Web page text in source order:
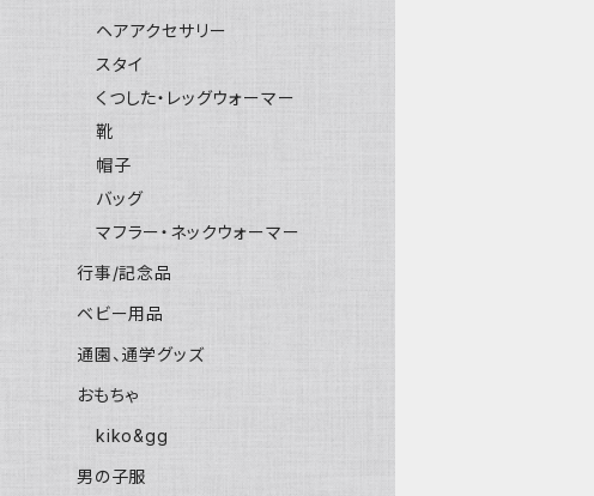
ヘアアクセサリー
スタイ
くつした・レッグウォーマー
靴
帽子
バッグ
マフラー・ネックウォーマー
行事/記念品
ベビー用品
通園、通学グッズ
おもちゃ
kiko&gg
男の子服